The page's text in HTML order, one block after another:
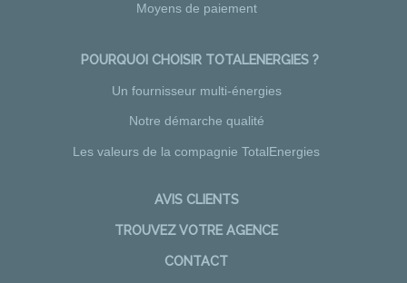
Moyens de paiement
POURQUOI CHOISIR TOTALENERGIES ?
Un fournisseur multi-énergies
Notre démarche qualité
Les valeurs de la compagnie TotalEnergies
AVIS CLIENTS
TROUVEZ VOTRE AGENCE
CONTACT